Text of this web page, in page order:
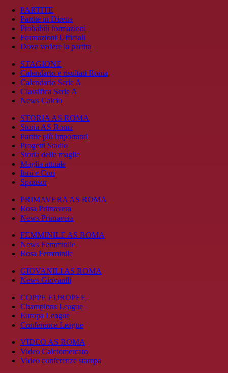
PARTITE
Partite in Diretta
Probabili formazioni
Formazioni Ufficiali
Dove vedere la partita
STAGIONE
Calendario e risultati Roma
Calendario Serie A
Classifica Serie A
News Calcio
STORIA AS ROMA
Storia AS Roma
Partite più importanti
Progetti Stadio
Storia delle maglie
Maglia attuale
Inni e Cori
Sponsor
PRIMAVERA AS ROMA
Rosa Primavera
News Primavera
FEMMINILE AS ROMA
News Femminile
Rosa Femminile
GIOVANILI AS ROMA
News Giovanili
COPPE EUROPEE
Champions League
Europa League
Conference League
VIDEO AS ROMA
Video Calciomercato
Video conferenze stampa